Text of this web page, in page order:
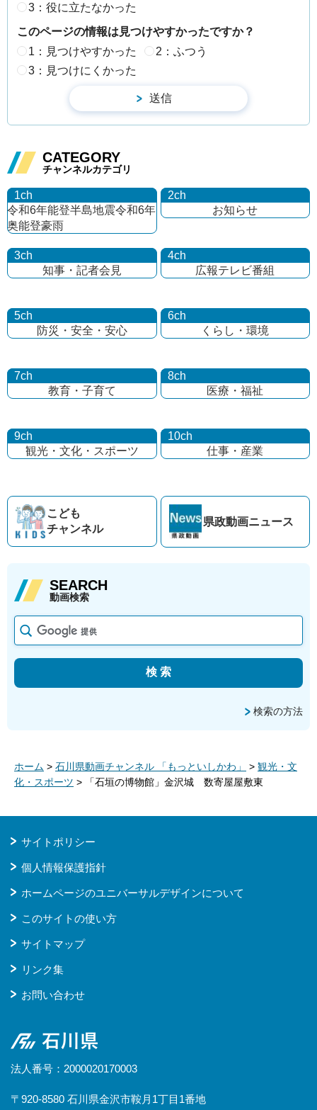
3：役に立たなかった
このページの情報は見つけやすかったですか？
1：見つけやすかった
2：ふつう
3：見つけにくかった
CATEGORY
チャンネルカテゴリ
1ch
令和6年能登半島地震令和6年
奥能登豪雨
2ch
お知らせ
3ch
知事・記者会見
4ch
広報テレビ番組
5ch
防災・安全・安心
6ch
くらし・環境
7ch
教育・子育て
8ch
医療・福祉
9ch
観光・文化・ スポーツ
10ch
仕事・産業
こども
チャンネル
県政動画ニュース
SEARCH
動画検索
検索の方法
ホーム > 石川県動画チャンネル 「もっといしかわ」 > 観光・文
化・スポーツ > 「石垣の博物館」金沢城 数寄屋屋敷東
サイトポリシー
個人情報保護指針
ホームページのユニバーサルデザインについて
このサイトの使い方
サイトマップ
リンク集
お問い合わせ
石川県
法人番号：2000020170003
〒920-8580 石川県金沢市鞍月1丁目1番地